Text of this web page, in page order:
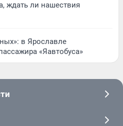
ждать ли нашествия
в Ярославле
«Яавтобуса»